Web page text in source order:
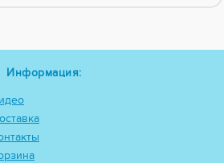
Информация: